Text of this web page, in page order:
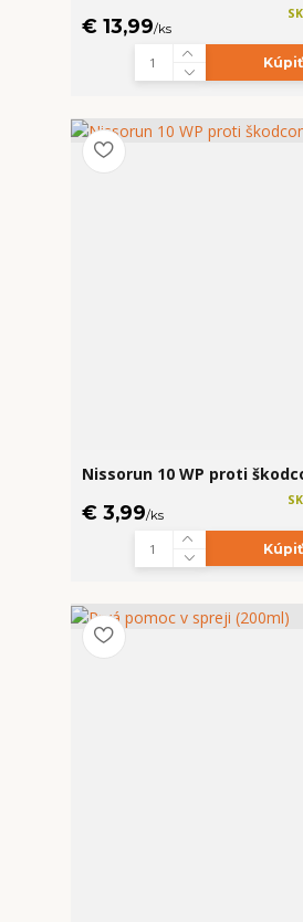
€ 13,99/ks
Kúpiť
Nissorun 10 WP proti
€ 3,99/ks
Kúpiť